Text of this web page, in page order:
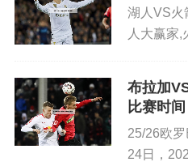
联赛五连胜继续领跑积分
战毕尔巴鄂。第7分钟，威
库尔图瓦化解。40分钟，
中路破门，1-0。
2、皇家马德里替补未出场
排名全球
湖人VS火
人大赢家,
为“没眼
林卡主导
布拉加
比赛时间
25/26欧
24日，